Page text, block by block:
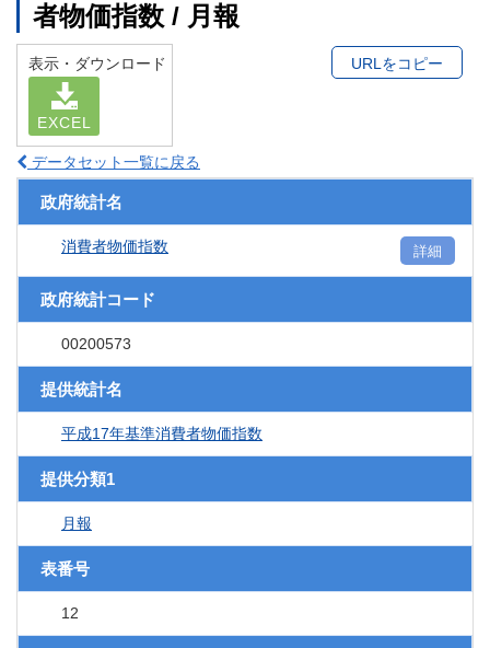
者物価指数 / 月報
表示・ダウンロード
EXCEL
URLをコピー
データセット一覧に戻る
政府統計名
消費者物価指数 詳細
政府統計コード
00200573
提供統計名
平成17年基準消費者物価指数
提供分類1
月報
表番号
12